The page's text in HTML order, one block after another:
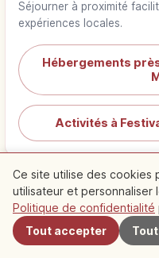
Séjourner à proximité
expériences locales.
Hébergements
Activités à
Spots
Ce site utilise des cookies
utilisateur et personnaliser
Politique de confidentialité
Tout accepter